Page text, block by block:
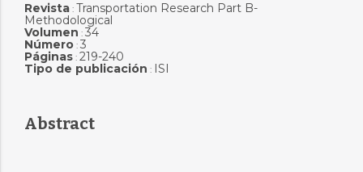
Revista: Transportation Research Part B-
Methodological
Volumen : 34
Número: 3
Páginas: 219-240
Tipo de publicación : ISI
Abstract